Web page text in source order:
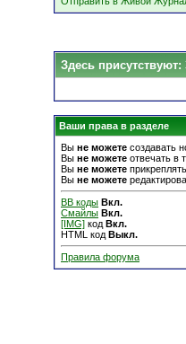
Здесь присутствуют:
Ваши права в разделе
Вы не можете создавать
Вы не можете отвечать в
Вы не можете
Вы не можете
BB коды Вкл.
Смайлы Вкл.
[IMG] код Вкл.
HTML код Выкл.
Правила форума